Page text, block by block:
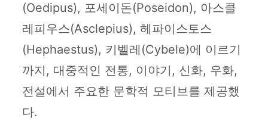
(Oedipus), 포세이돈(Poseidon), 아스클
레피우스(Asclepius), 헤파이스토스
(Hephaestus), 키벨레(Cybele)에 이르기
까지, 대중적인 전통, 이야기, 신화, 우화,
전설에서 주요한 문학적 모티브를 제공했
다.